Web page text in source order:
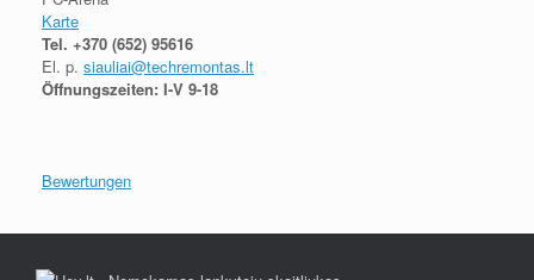
Karte
Tel. +370 (652) 95616
El. p. siauliai@techremontas.lt
Öffnungszeiten: I-V 9-18
Bewertungen